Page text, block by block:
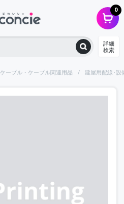
0
詳細
検索
ケーブル・ケーブル関連用品 建屋用配線･設